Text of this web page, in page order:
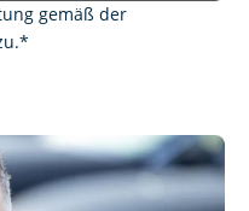
gemäß der
*